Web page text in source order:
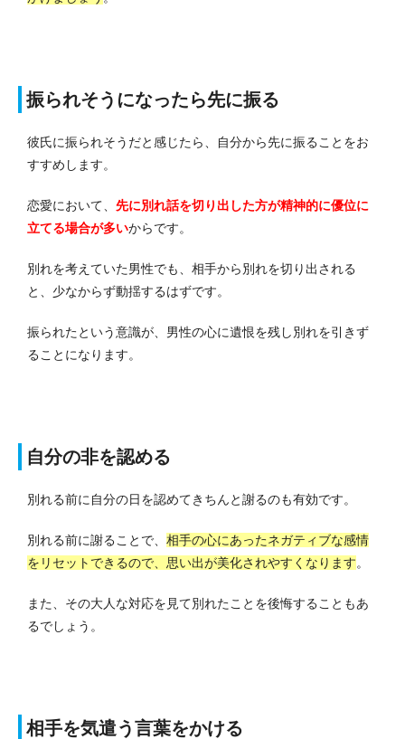
振られそうになったら先に振る
彼氏に振られそうだと感じたら、自分から先に振ることをお
すすめします。
恋愛において、 先に別れ話を切り出した方が精神的に優位に
立てる場合が多いからです。
別れを考えていた男性でも、相手から別れを切り出される
と、少なからず動揺するはずです。
振られたという意識が、男性の心に遺恨を残し別れを引きず
ることになります。
自分の非を認める
別れる前に自分の日を認めてきちんと謝るのも有効です。
別れる前に謝ることで、 相手の心にあったネガティブな感情
をリセットできるので、思い出が美化されやすくなります。
また、その大人な対応を見て別れたことを後悔することもあ
るでしょう。
相手を気遣う言葉をかける